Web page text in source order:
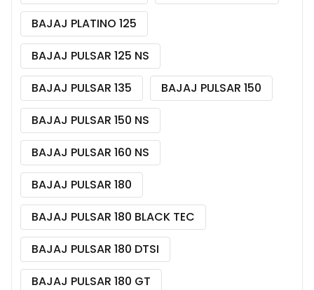
BAJAJ PLATINO 125
BAJAJ PULSAR 125 NS
BAJAJ PULSAR 135
BAJAJ PULSAR 150
BAJAJ PULSAR 150 NS
BAJAJ PULSAR 160 NS
BAJAJ PULSAR 180
BAJAJ PULSAR 180 BLACK TEC
BAJAJ PULSAR 180 DTSI
BAJAJ PULSAR 180 GT